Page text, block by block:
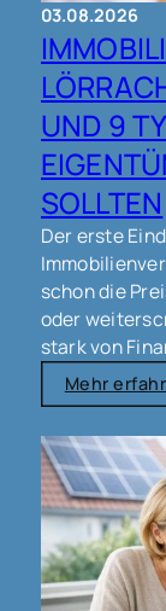
Man findet
- in Freiburg:
https://
Lörrach:
#haus
#lörrach
#rheinfelden
#basel
03.08.2026
UND 9
SOLLTEN
Der erste
schon die
oder
stark von
und
vor
unrealistische
Mehr